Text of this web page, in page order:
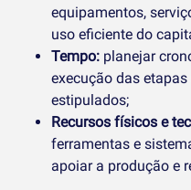
equipamentos,
uso eficiente do
Tempo: planejar
execução das
estipulados;
Recursos físicos e
ferramentas e
apoiar a produção e